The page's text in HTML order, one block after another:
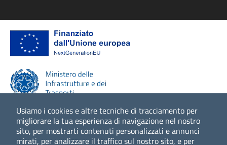
Usiamo i cookies e altre tecniche di tracciamento per
migliorare la tua esperienza di navigazione nel nostro
sito, per mostrarti contenuti personalizzati e annunci
mirati, per analizzare il traffico sul nostro sito, e per
Scopri di più